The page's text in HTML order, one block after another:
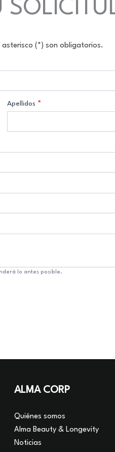
asterisco (*) son obligatorios.
Apellidos *
lo antes posible.
ALMA CORP
Quiénes somos
Alma Beauty & Longevity
Noticias